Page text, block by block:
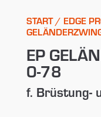
START/ EDGE
EP
0-78
f. Brüstung-